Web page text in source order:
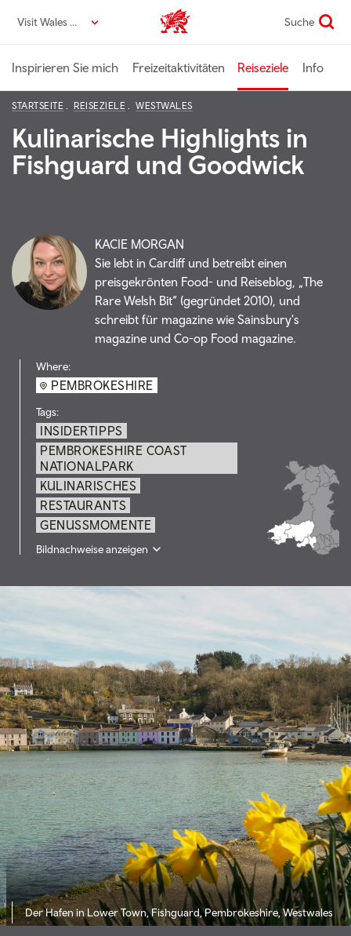
zumVisit Wales DE VisitWales home Suche
Inspirieren Sie mich Freizeitaktivitäten Reiseziele Info
STARTSEITE REISEZIELE WESTWALES
Kulinarische Highlights in
Fishguard und Goodwick
KACIE MORGAN
Sie lebt in Cardiff und betreibt einen
preisgekrönten Food- und Reiseblog, „The
Rare Welsh Bit“ (gegründet 2010), und
schreibt für magazine wie Sainsbury's
magazine und Co-op Food magazine.
Where:
PEMBROKESHIRE
Tags:
INSIDERTIPPS
PEMBROKESHIRE COAST
NATIONALPARK
KULINARISCHES
RESTAURANTS
GENUSSMOMENTE
Bildnachweise anzeigen
Der Hafen in Lower Town, Fishguard, Pembrokeshire, Westwales